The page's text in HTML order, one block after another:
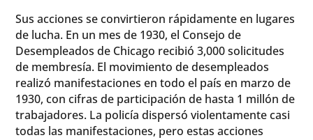
Sus acciones se convirtieron rápidamente en lugares
de lucha. En un mes de 1930, el Consejo de
Desempleados de Chicago recibió 3,000 solicitudes
de membresía. El movimiento de desempleados
realizó manifestaciones en todo el país en marzo de
1930, con cifras de participación de hasta 1 millón de
trabajadores. La policía dispersó violentamente casi
todas las manifestaciones, pero estas acciones